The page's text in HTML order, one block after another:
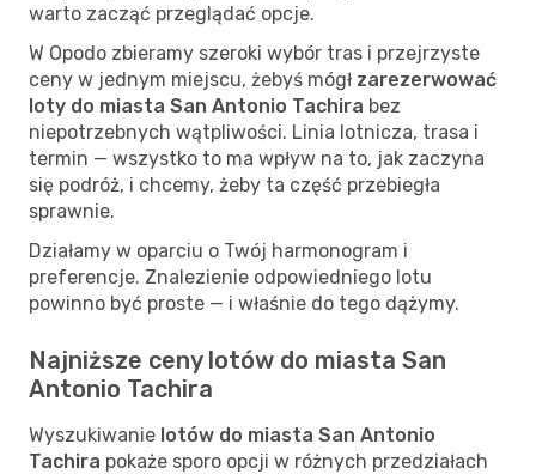
warto zacząć przeglądać opcje.
W Opodo zbieramy szeroki wybór tras i przejrzyste
ceny w jednym miejscu, żebyś mógł zarezerwować
loty do miasta San Antonio Tachira bez
niepotrzebnych wątpliwości. Linia lotnicza, trasa i
termin — wszystko to ma wpływ na to, jak zaczyna
się podróż, i chcemy, żeby ta część przebiegła
sprawnie.
Działamy w oparciu o Twój harmonogram i
preferencje. Znalezienie odpowiedniego lotu
powinno być proste — i właśnie do tego dążymy.
Najniższe ceny lotów do miasta San
Antonio Tachira
Wyszukiwanie lotów do miasta San Antonio
Tachira pokaże sporo opcji w różnych przedziałach